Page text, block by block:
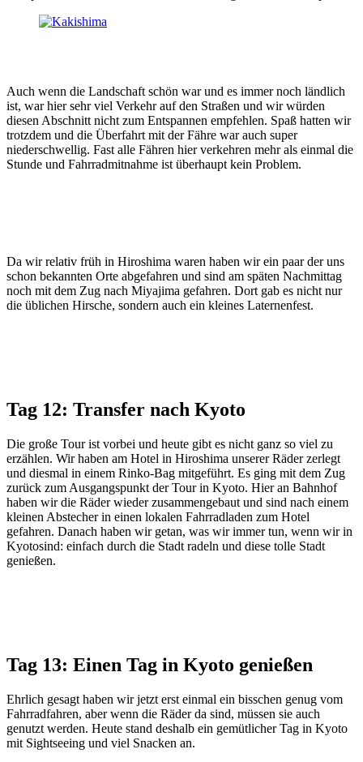
Auch wenn die Landschaft schön war und es immer noch ländlich
ist, war hier sehr viel Verkehr auf den Straßen und wir würden
diesen Abschnitt nicht zum Entspannen empfehlen. Spaß hatten wir
trotzdem und die Überfahrt mit der Fähre war auch super
niederschwellig. Fast alle Fähren hier verkehren mehr als einmal die
Stunde und Fahrradmitnahme ist überhaupt kein Problem.
Da wir relativ früh in Hiroshima waren haben wir ein paar der uns
schon bekannten Orte abgefahren und sind am späten Nachmittag
noch mit dem Zug nach Miyajima gefahren. Dort gab es nicht nur
die üblichen Hirsche, sondern auch ein kleines Laternenfest.
Tag 12: Transfer nach Kyoto
Die große Tour ist vorbei und heute gibt es nicht ganz so viel zu
erzählen. Wir haben am Hotel in Hiroshima unserer Räder zerlegt
und diesmal in einem Rinko-Bag mitgeführt. Es ging mit dem Zug
zurück zum Ausgangspunkt der Tour in Kyoto. Hier an Bahnhof
haben wir die Räder wieder zusammengebaut und sind nach einem
kleinen Abstecher in einen lokalen Fahrradladen zum Hotel
gefahren. Danach haben wir getan, was wir immer tun, wenn wir in
Kyotosind: einfach durch die Stadt radeln und diese tolle Stadt
genießen.
Tag 13: Einen Tag in Kyoto genießen
Ehrlich gesagt haben wir jetzt erst einmal ein bisschen genug vom
Fahrradfahren, aber wenn die Räder da sind, müssen sie auch
genutzt werden. Heute stand deshalb ein gemütlicher Tag in Kyoto
mit Sightseeing und viel Snacken an.